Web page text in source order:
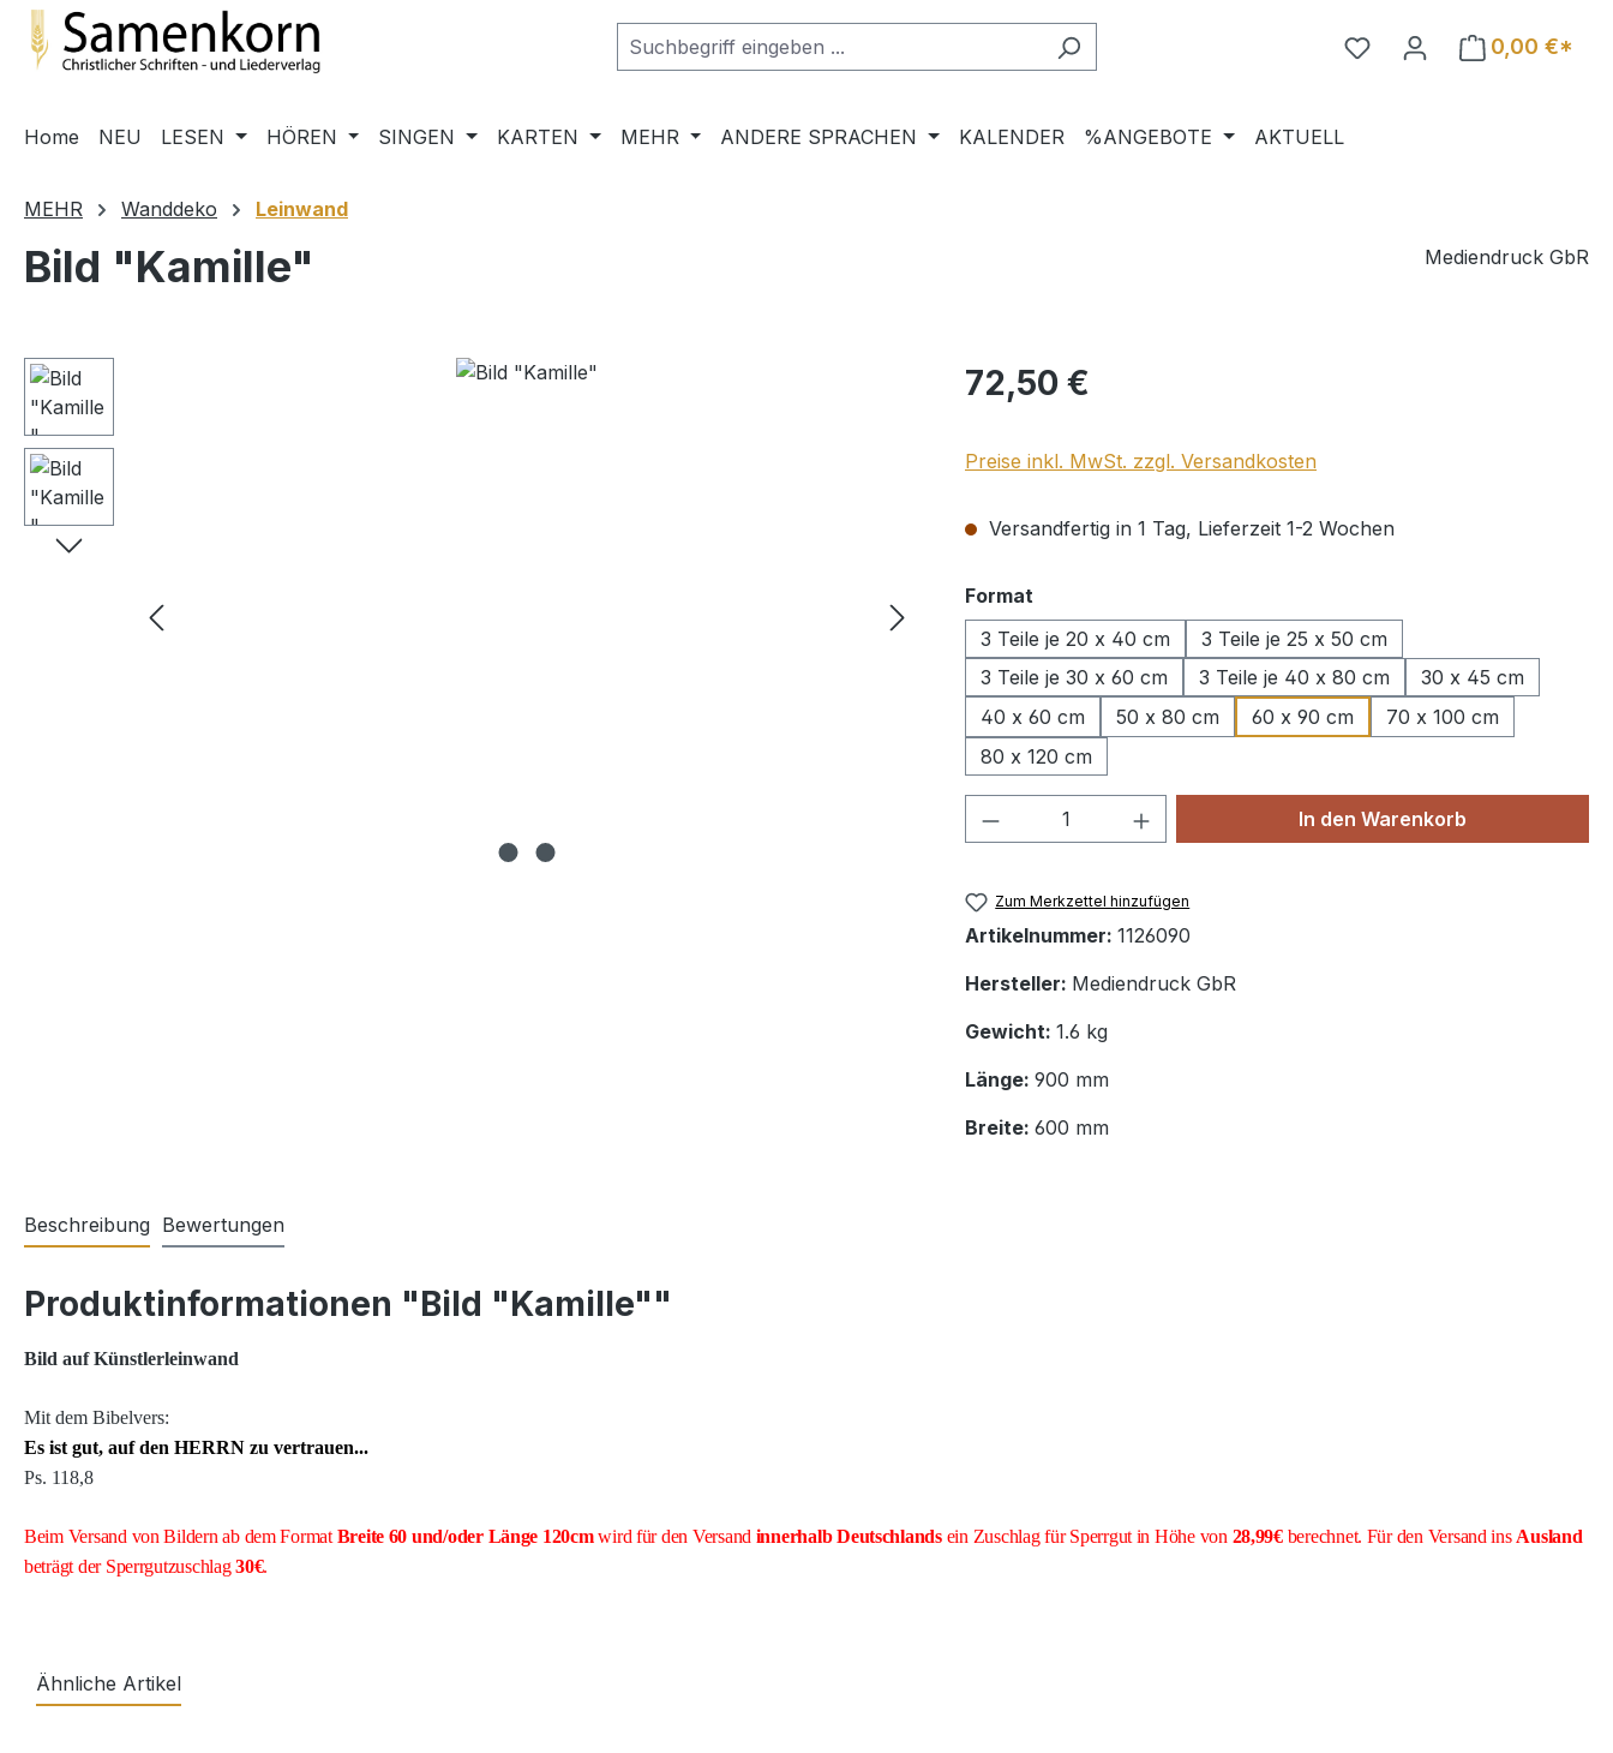
Hauptinhalt springen
Zur Suche springen
Zur Hauptnavigation springen
0,00 €*
Home NEU LESEN HÖREN SINGEN KARTEN MEHR ANDERE SPRACHEN KALENDER %ANGEBOTE AKTUELL
MEHR Wanddeko Leinwand
Bild "Kamille" Mediendruck GbR
Bildergalerie überspringen Regulärer Preis:
72,50 €
Preise inkl. MwSt. zzgl. Versandkosten
Versandfertig in 1 Tag, Lieferzeit 1-2 Wochen
Format
3 Teile je 20 x 40 cm
3 Teile je 25 x 50 cm
3 Teile je 30 x 60 cm
3 Teile je 40 x 80 cm
30 x 45 cm
40 x 60 cm
50 x 80 cm 60 x 90 cm
70 x 100 cm
80 x 120 cm
Produkt Anzahl: Gib den gewünschten Wert
In den Warenkorb
Zum Merkzettel hinzufügen
Artikelnummer: 1126090
Hersteller: Mediendruck GbR
Gewicht: 1.6 kg
Länge: 900 mm
Breite: 600 mm
Beschreibung Bewertungen
Produktinformationen "Bild "Kamille""
Bild auf Künstlerleinwand
Mit dem Bibelvers:
Es ist gut, auf den HERRN zu vertrauen...
Ps. 118,8
Beim Versand von Bildern ab dem Format Breite 60 und/oder Länge 120cmwird für den Versand innerhalb Deutschlandsein Zuschlag für Sperrgut in Höhe von 28,99€berechnet. Für den Versand ins Ausland
beträgt der Sperrgutzuschlag30€.
Ähnliche Artikel